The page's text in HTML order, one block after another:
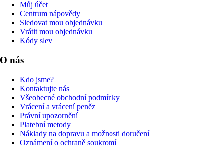
Můj účet
Centrum nápovědy
Sledovat mou objednávku
Vrátit mou objednávku
Kódy slev
O nás
Kdo jsme?
Kontaktujte nás
Všeobecné obchodní podmínky
Vrácení a vrácení peněz
Právní upozornění
Platební metody
Náklady na dopravu a možnosti doručení
Oznámení o ochraně soukromí